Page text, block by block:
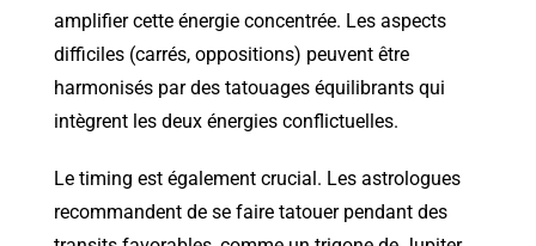
amplifier cette énergie concentrée. Les aspects
difficiles (carrés, oppositions) peuvent être
harmonisés par des tatouages équilibrants qui
intègrent les deux énergies conflictuelles.
Le timing est également crucial. Les astrologues
recommandent de se faire tatouer pendant des